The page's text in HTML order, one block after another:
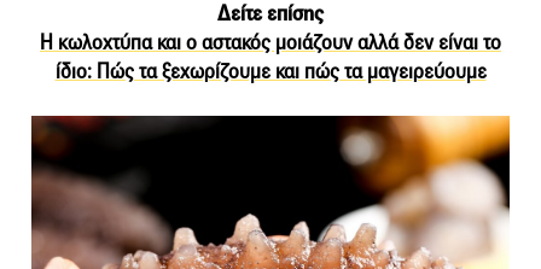
Δείτε επίσης
Η κωλοχτύπα και ο αστακός μοιάζουν αλλά δεν είναι το
ίδιο: Πώς τα ξεχωρίζουμε και πώς τα μαγειρεύουμε